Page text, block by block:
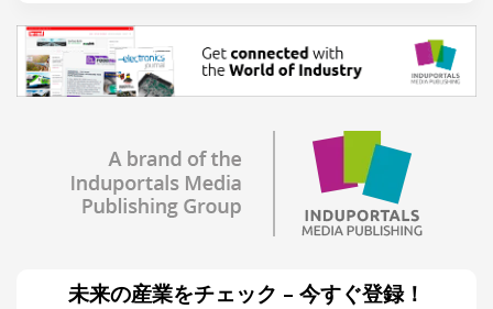
未来の産業をチェック – 今すぐ登録！